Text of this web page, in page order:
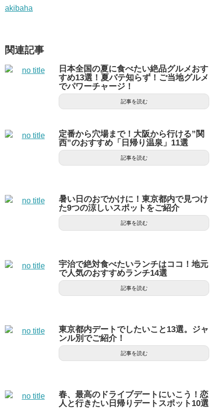
akibaha
関連記事
日本全国の夏に食べたい絶品グルメおす
すめ13選！夏バテ知らず！ご当地グルメ
でパワーチャージ！
記事を読む
定番から穴場まで！大阪から行ける”関
西”のおすすめ「日帰り温泉」11選
記事を読む
暑い日のおでかけに！東京都内で見つけ
た9つの涼しいスポットをご紹介
記事を読む
宇治で絶対食べたいランチはココ！地元
で人気のおすすめランチ14選
記事を読む
東京都内デートでしたいこと13選。ジャ
ンル別でご紹介！
記事を読む
春、最高のドライブデートにいこう！恋
人と行きたい日帰りデートスポット10選